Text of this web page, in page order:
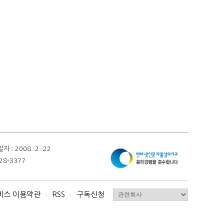
자 : 2008. 2. 22
3377
스 이용약관 I RSS I 구독신청